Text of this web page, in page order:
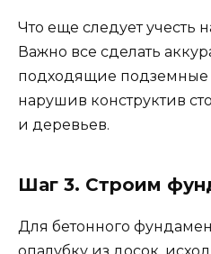
Что еще следует учесть
Важно все сделать
подходящие
нарушив конструктив
и деревьев.
Шаг 3. Строим
Для бетонного